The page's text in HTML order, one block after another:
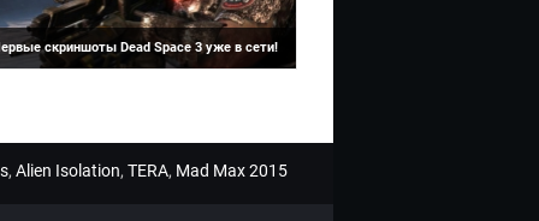
скриншоты Dead Space 3 уже в сети!
В сети появились первые скриншоты новой
, Alien Isolation, TERA, Mad Max 2015